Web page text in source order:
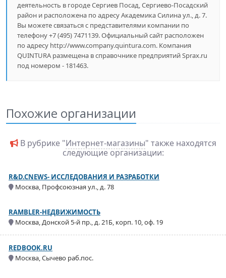
деятельность в городе Сергиев Посад, Сергиево-Посадский
район и расположена по адресу Академика Силина ул., д. 7.
Вы можете связаться с представителями компании по
телефону +7 (495) 7471139. Официальный сайт расположен
по адресу http://www.company.quintura.com. Компания
QUINTURA размещена в справочнике предприятий Sprax.ru
под номером - 181463.
Похожие организации
В рубрике "Интернет-магазины" также находятся
следующие организации:
R&D.CNEWS- ИССЛЕДОВАНИЯ И РАЗРАБОТКИ
Москва, Профсоюзная ул., д. 78
RAMBLER-НЕДВИЖИМОСТЬ
Москва, Донской 5-й пр., д. 21Б, корп. 10, оф. 19
REDBOOK.RU
Москва, Сычево раб.пос.